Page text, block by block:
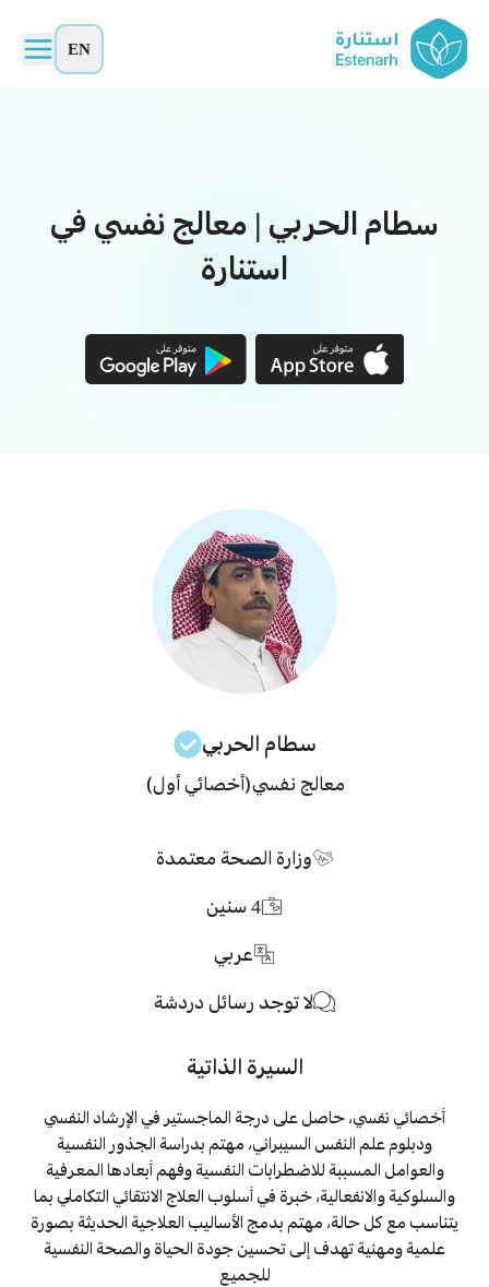
EN
سطام الحربي | معالج نفسي في
استنارة
سطام الحربي
معالج نفسي(أخصائي أول)
وزارة الصحة معتمدة
4 سنين
عربي
لا توجد رسائل دردشة
السيرة الذاتية
أخصائي نفسي، حاصل على درجة الماجستير في الإرشاد النفسي
ودبلوم علم النفس السيبراني، مهتم بدراسة الجذور النفسية
والعوامل المسببة للاضطرابات النفسية وفهم أبعادها المعرفية
والسلوكية والانفعالية، خبرة في أسلوب العلاج الانتقائي التكاملي بما
يتناسب مع كل حالة، مهتم بدمج الأساليب العلاجية الحديثة بصورة
علمية ومهنية تهدف إلى تحسين جودة الحياة والصحة النفسية
للجميع